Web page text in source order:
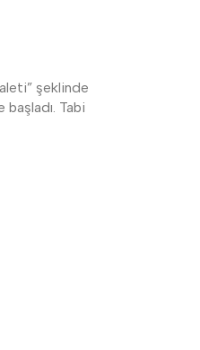
şeklinde
Tabi